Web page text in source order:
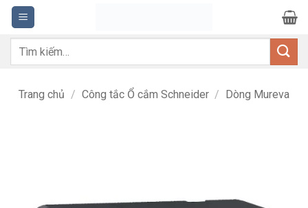
Bỏ
qua
nội
dung
Tìm
Trang chủ / Công tắc Ổ cắm Schneider / Dòng Mureva